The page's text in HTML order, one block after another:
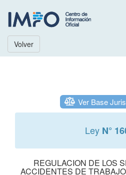
Volver
Ver Base
Ley N°
REGULACION DE LOS
ACCIDENTES DE